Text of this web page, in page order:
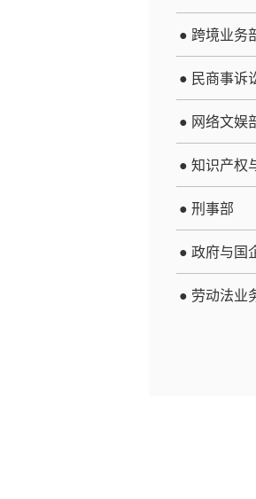
● 跨境业务
● 民商事诉
● 网络文娱
● 知识产权
● 刑事部
● 政府与国
● 劳动法业